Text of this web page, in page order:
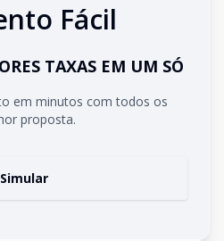
Fácil
TAXAS EM UM SÓ
em minutos com todos os
proposta.
Simular